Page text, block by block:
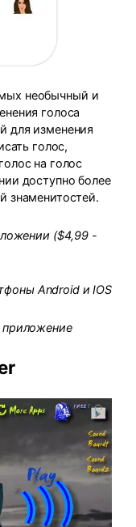
необычный и
голоса
для изменения
голос,
на голос
доступно более
знаменитостей.
($4,99 -
Android и IOS
приложение